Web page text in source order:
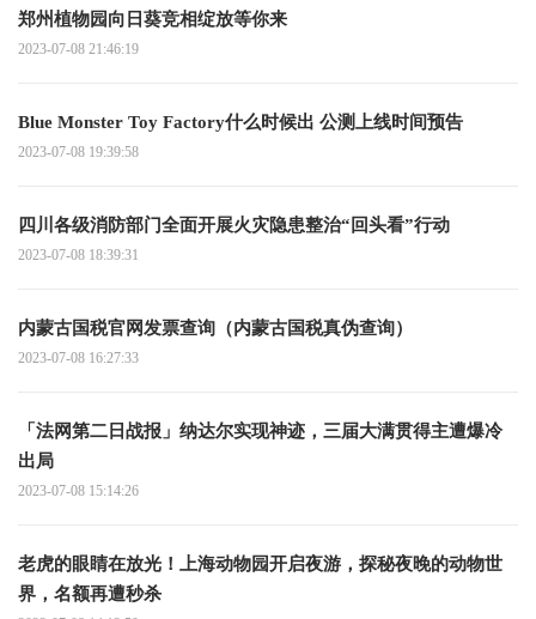
郑州植物园向日葵竞相绽放等你来
2023-07-08 21:46:19
Blue Monster Toy Factory什么时候出 公测上线时间预告
2023-07-08 19:39:58
四川各级消防部门全面开展火灾隐患整治“回头看”行动
2023-07-08 18:39:31
内蒙古国税官网发票查询（内蒙古国税真伪查询）
2023-07-08 16:27:33
「法网第二日战报」纳达尔实现神迹，三届大满贯得主遭爆冷
出局
2023-07-08 15:14:26
老虎的眼睛在放光！上海动物园开启夜游，探秘夜晚的动物世
界，名额再遭秒杀